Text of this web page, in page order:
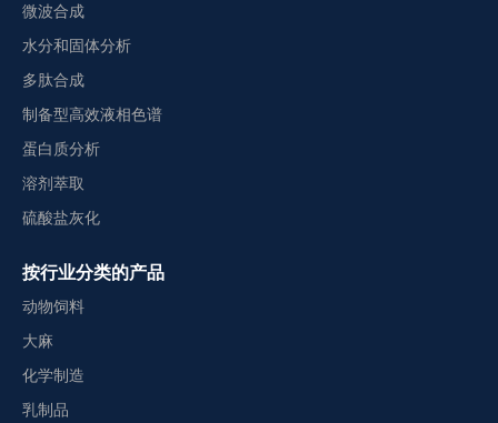
微波合成
水分和固体分析
多肽合成
制备型高效液相色谱
蛋白质分析
溶剂萃取
硫酸盐灰化
按行业分类的产品
动物饲料
大麻
化学制造
乳制品